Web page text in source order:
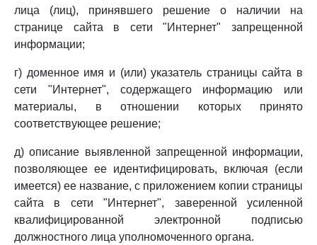
лица (лиц), принявшего решение о наличии на
странице сайта в сети "Интернет" запрещенной
информации;
г) доменное имя и (или) указатель страницы сайта в
сети "Интернет", содержащего информацию или
материалы, в отношении которых принято
соответствующее решение;
д) описание выявленной запрещенной информации,
позволяющее ее идентифицировать, включая (если
имеется) ее название, с приложением копии страницы
сайта в сети "Интернет", заверенной усиленной
квалифицированной электронной подписью
должностного лица уполномоченного органа.